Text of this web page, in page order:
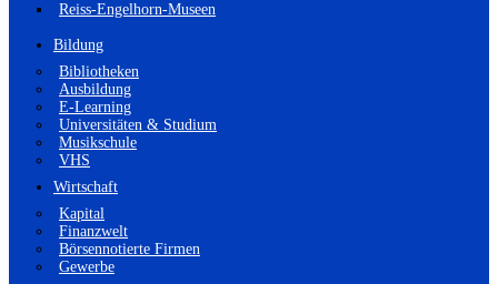
Reiss-Engelhorn-Museen
Bildung
Bibliotheken
Ausbildung
E-Learning
Universitäten & Studium
Musikschule
VHS
Wirtschaft
Kapital
Finanzwelt
Börsennotierte Firmen
Gewerbe